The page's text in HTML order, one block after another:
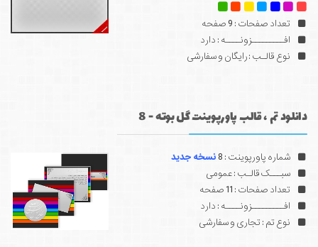
تعداد صفحات : 9 صفحه
افـــــــــزونــــه : دارد
نوع قالـب : رایگان و سفارشی
دانلود تم ، قالب پاورپوینت گل بوته - 8
شماره پاورپوینت : 8
نسخه جدید
سبـــک قالـب : عمومی
تعداد صفحات : 11 صفحه
افـــــــــزونــــه : دارد
نوع تم : تجاری و سفارشی